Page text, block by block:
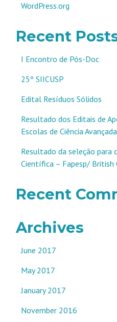
WordPress.org
Recent
I Encontro de Pós-Doc
25º SIICUSP
Edital Resíduos Sólidos
Resultado dos Editais de
Escolas de Ciência
Resultado da seleção para
Científica – Fapesp/ British
Recent
Archives
June 2017
May 2017
January 2017
November 2016